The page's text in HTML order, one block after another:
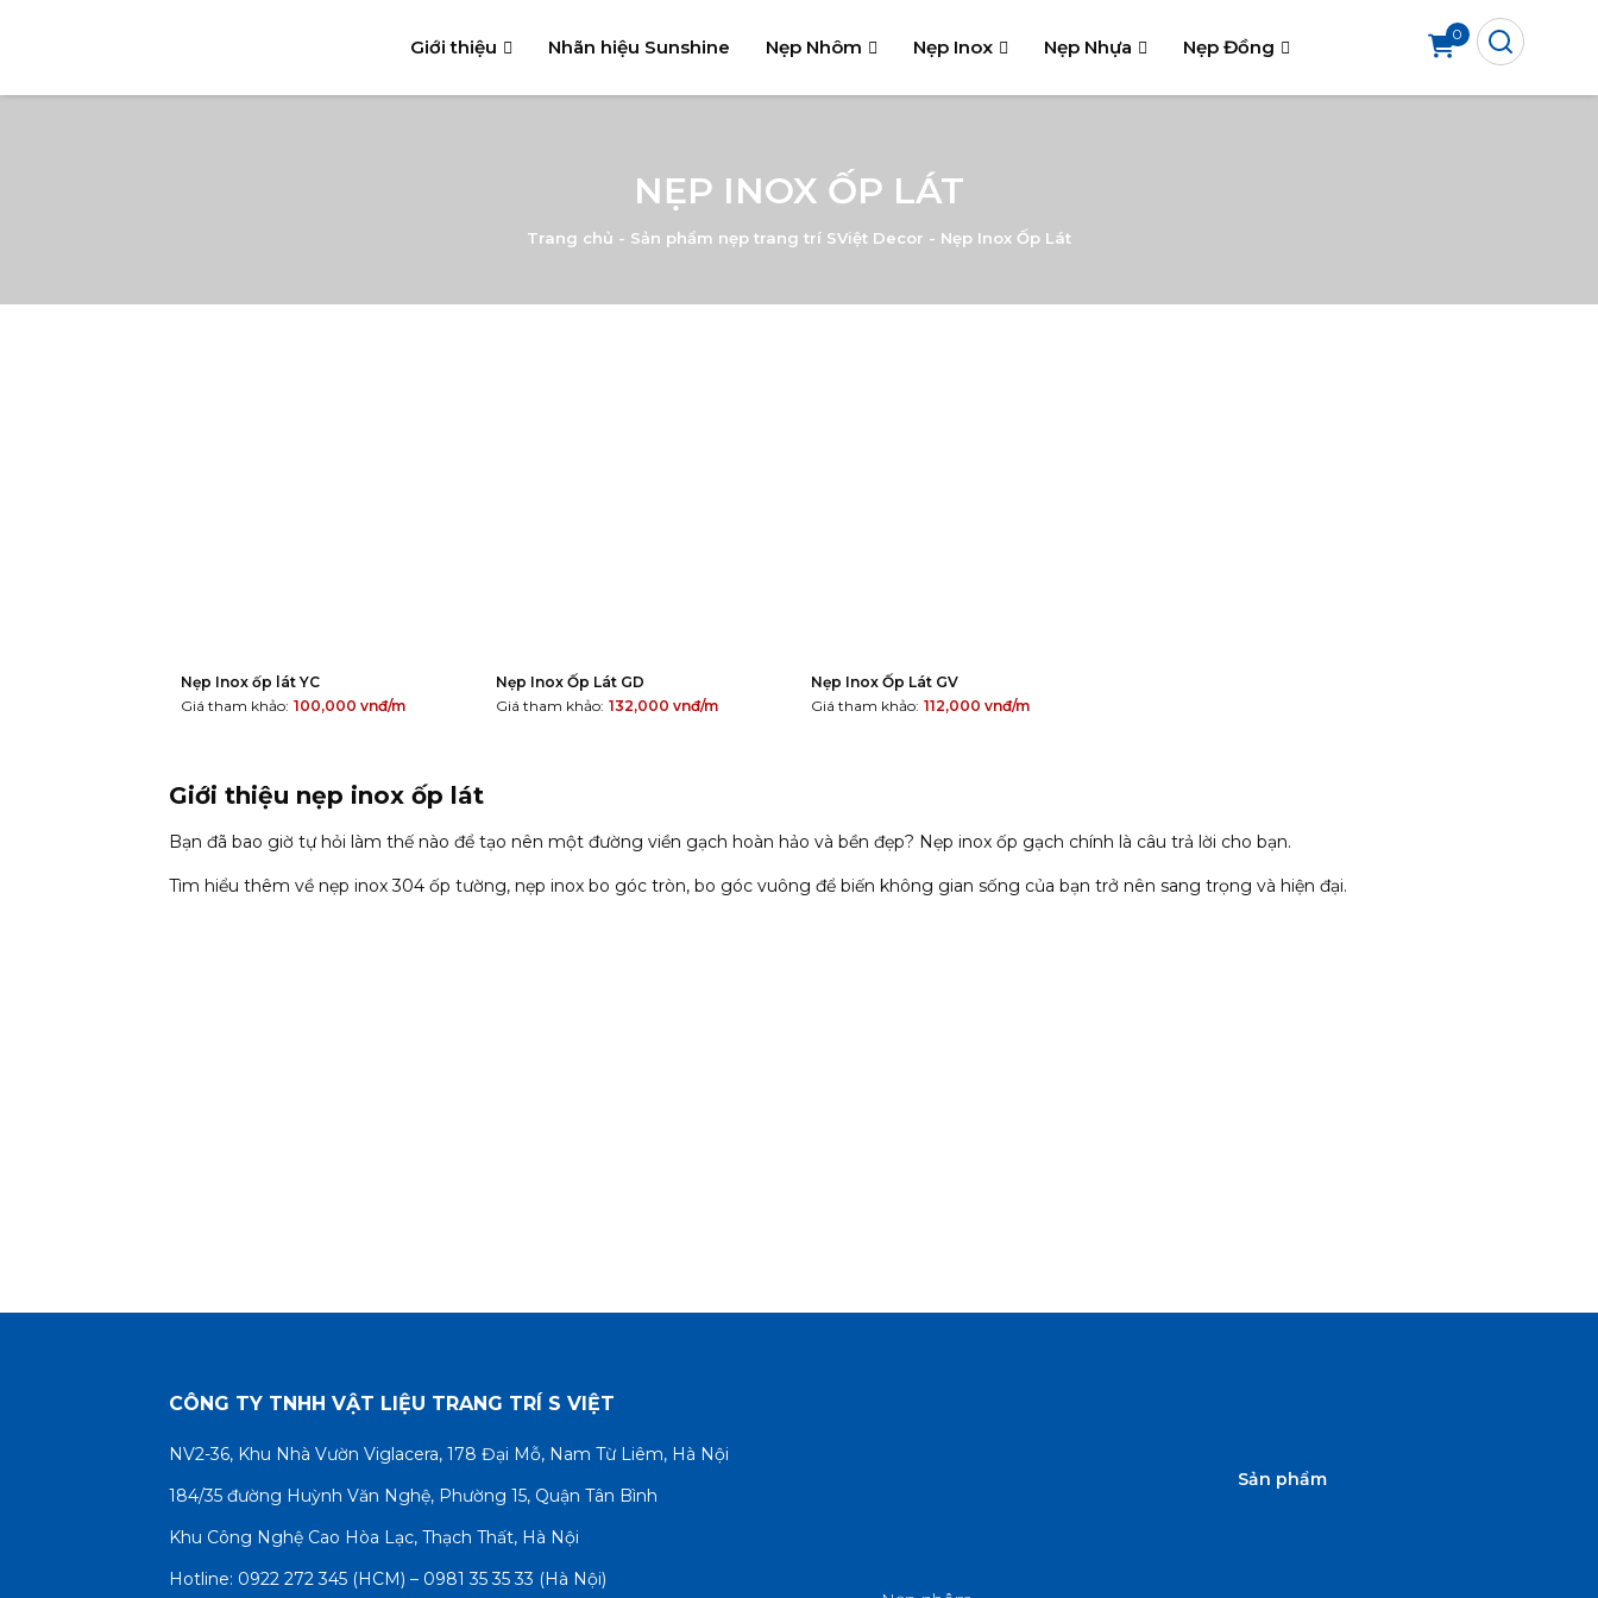
Giới thiệu Nhãn hiệu Sunshine Nẹp Nhôm Nẹp Inox Nẹp Nhựa Nẹp Đồng
0
NẸP INOX ỐP LÁT
Trang chủ - Sản phẩm nẹp trang trí SViệt Decor - Nẹp Inox Ốp Lát
Nẹp Inox ốp lát YC
Giá tham khảo: 100,000 vnđ/m
Nẹp Inox Ốp Lát GD
Giá tham khảo: 132,000 vnđ/m
Nẹp Inox Ốp Lát GV
Giá tham khảo: 112,000 vnđ/m
Giới thiệu nẹp inox ốp lát
Bạn đã bao giờ tự hỏi làm thế nào để tạo nên một đường viền gạch hoàn hảo và bền đẹp? Nẹp inox ốp gạch chính là câu trả lời cho bạn.
Tìm hiểu thêm về nẹp inox 304 ốp tường, nẹp inox bo góc tròn, bo góc vuông để biến không gian sống của bạn trở nên sang trọng và hiện đại.
Nẹp inox ốp gạch là gì?
CÔNG TY TNHH VẬT LIỆU TRANG TRÍ S VIỆT
NV2-36, Khu Nhà Vườn Viglacera, 178 Đại Mỗ, Nam Từ Liêm, Hà Nội
184/35 đường Huỳnh Văn Nghệ, Phường 15, Quận Tân Bình
Khu Công Nghệ Cao Hòa Lạc, Thạch Thất, Hà Nội
Hotline: 0922 272 345 (HCM) – 0981 35 35 33 (Hà Nội)
Sản phẩm